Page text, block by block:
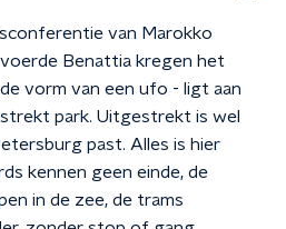
van Marokko
Benattia kregen het
vorm van een ufo - ligt aan
park. Uitgestrekt is wel
past. Alles is hier
kennen geen einde, de
in de zee, de trams